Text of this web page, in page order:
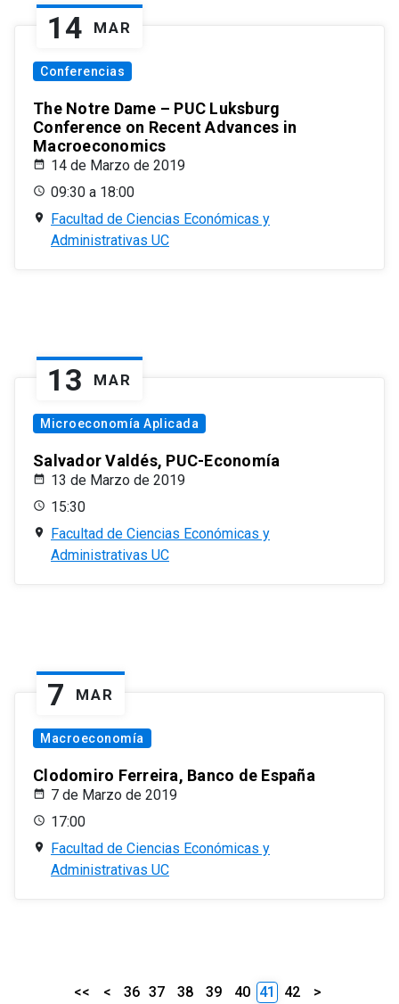
14 MAR
Conferencias
The Notre Dame – PUC Luksburg
Conference on Recent Advances in
Macroeconomics
14 de Marzo de 2019
09:30 a 18:00
Facultad de Ciencias Económicas y
Administrativas UC
13 MAR
Microeconomía Aplicada
Salvador Valdés, PUC-Economía
13 de Marzo de 2019
15:30
Facultad de Ciencias Económicas y
Administrativas UC
7 MAR
Macroeconomía
Clodomiro Ferreira, Banco de España
7 de Marzo de 2019
17:00
Facultad de Ciencias Económicas y
Administrativas UC
<< < 36 37 38 39 40 41 42 >